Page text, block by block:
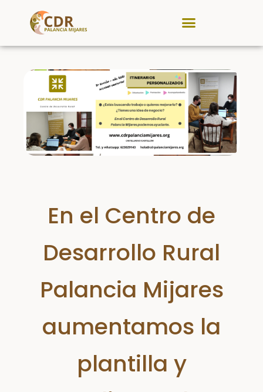
En el Centro de
Desarrollo Rural
Palancia Mijares
aumentamos la
plantilla y